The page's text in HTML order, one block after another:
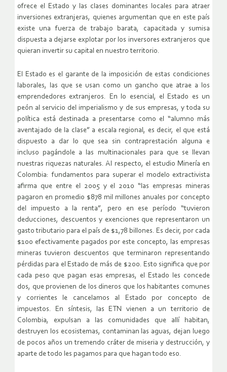
ofrece el Estado y las clases dominantes locales para atraer
inversiones extranjeras, quienes argumentan que en este país
existe una fuerza de trabajo barata, capacitada y sumisa
dispuesta a dejarse explotar por los inversores extranjeros que
quieran invertir su capital en nuestro territorio.
El Estado es el garante de la imposición de estas condiciones
laborales, las que se usan como un gancho que atrae a los
emprendedores extranjeros. En lo esencial, el Estado es un
peón al servicio del imperialismo y de sus empresas, y toda su
política está destinada a presentarse como el “alumno más
aventajado de la clase” a escala regional, es decir, el que está
dispuesto a dar lo que sea sin contraprestación alguna e
incluso pagándole a las multinacionales para que se llevan
nuestras riquezas naturales. Al respecto, el estudio Minería en
Colombia: fundamentos para superar el modelo extractivista
afirma que entre el 2005 y el 2010 “las empresas mineras
pagaron en promedio $878 mil millones anuales por concepto
del impuesto a la renta”, pero en ese período “tuvieron
deducciones, descuentos y exenciones que representaron un
gasto tributario para el país de $1,78 billones. Es decir, por cada
$100 efectivamente pagados por este concepto, las empresas
mineras tuvieron descuentos que terminaron representando
pérdidas para el Estado de más de $200. Esto significa que por
cada peso que pagan esas empresas, el Estado les concede
dos, que provienen de los dineros que los habitantes comunes
y corrientes le cancelamos al Estado por concepto de
impuestos. En síntesis, las ETN vienen a un territorio de
Colombia, expulsan a las comunidades que allí habitan,
destruyen los ecosistemas, contaminan las aguas, dejan luego
de pocos años un tremendo cráter de miseria y destrucción, y
aparte de todo les pagamos para que hagan todo eso.